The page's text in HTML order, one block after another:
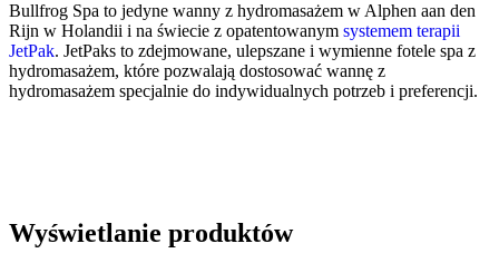
Bullfrog Spa to jedyne wanny z hydromasażem w Alphen aan den
Rijn w Holandii i na świecie z opatentowanym systemem terapii
JetPak. JetPaks to zdejmowane, ulepszane i wymienne fotele spa z
hydromasażem, które pozwalają dostosować wannę z
hydromasażem specjalnie do indywidualnych potrzeb i preferencji.
Wyświetlanie produktów